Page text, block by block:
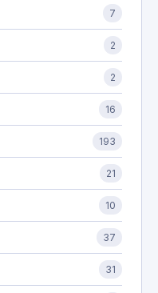
7
2
2
16
193
21
10
37
31